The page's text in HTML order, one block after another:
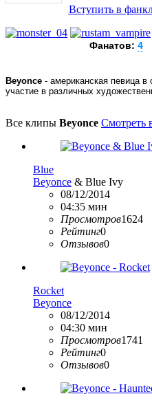
Вступить в
Фанатов: 4
Beyonce - американская певица
участие в различных
Все клипы Beyonce Смотреть
Blue
Beyonce & Blue Ivy
08/12/2014
04:35 мин
Просмотров1624
Рейтинг0
Отзывов0
Rocket
Beyonce
08/12/2014
04:30 мин
Просмотров1741
Рейтинг0
Отзывов0